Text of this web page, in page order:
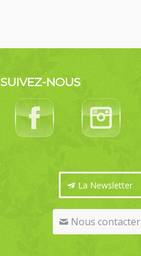
SUIVEZ-NOUS
La Newsletter
Nous contacter